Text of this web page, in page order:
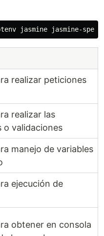
jasmine jasmine-
realizar peticiones
realizar las
o validaciones
manejo de variables
ejecución de
obtener en consola